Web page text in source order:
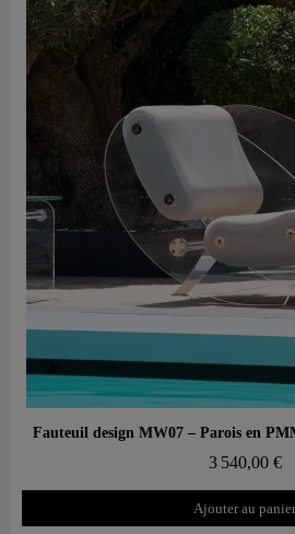
Aperçu rapide
3 540,00 €
Ajouter au panier